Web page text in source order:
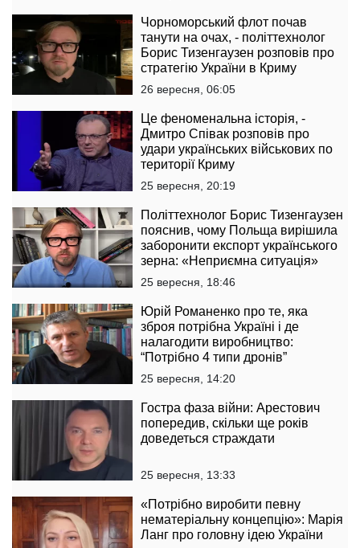
Чорноморський флот почав
танути на очах, - політтехнолог
Борис Тизенгаузен розповів про
стратегію України в Криму
26 вересня, 06:05
Це феноменальна історія, -
Дмитро Співак розповів про
удари українських військових по
території Криму
25 вересня, 20:19
Політтехнолог Борис Тизенгаузен
пояснив, чому Польща вирішила
заборонити експорт українського
зерна: «Неприємна ситуація»
25 вересня, 18:46
Юрій Романенко про те, яка
зброя потрібна Україні і де
налагодити виробництво:
“Потрібно 4 типи дронів”
25 вересня, 14:20
Гостра фаза війни: Арестович
попередив, скільки ще років
доведеться страждати
25 вересня, 13:33
«Потрібно виробити певну
нематеріальну концепцію»: Марія
Ланг про головну ідею України